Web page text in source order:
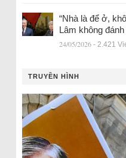
“Nhà là để ở,
Lâm không
24/05/2026 - 2.421
TRUYỀN HÌNH